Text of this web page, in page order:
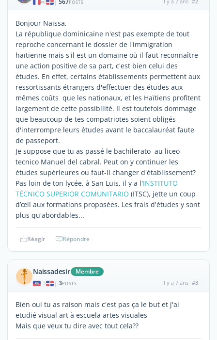
| 567POSTS
Bonjour Naissa,
La république dominicaine n'est pas exempte de tout
reproche concernant le dossier de l'immigration
haïtienne mais s'il est un domaine où il faut reconnaître
une action positive de sa part, c'est bien celui des
études. En effet, certains établissements permettent aux
ressortissants étrangers d'effectuer des études aux
mêmes coûts que les nationaux, et les Haïtiens profitent
largement de cette possibilité. Il est toutefois dommage
que beaucoup de tes compatriotes soient obligés
d'interrompre leurs études avant le baccalauréat faute
de passeport.
Je suppose que tu as passé le bachilerato au liceo
tecnico Manuel del cabral. Peut on y continuer les
études supérieures ou faut-il changer d'établissement?
Pas loin de ton lycée, à San Luis, il y a l'INSTITUTO
TÉCNICO SUPERIOR COMUNITARIO (ITSC), jette un coup
d’œil aux formations proposées. Les frais d'études y sont
plus qu'abordables...
Réagir Répondre
Naissadesir Membre
| 3POSTS il y a 7 ans #3
Bien oui tu as raison mais c'est pas ça le but et j'ai
etudié visual art à escuela artes visuales
Mais que veux tu dire avec tout cela??